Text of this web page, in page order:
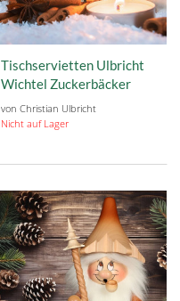
Tischservietten Ulbricht
Wichtel Zuckerbäcker
von Christian Ulbricht
Nicht auf Lager